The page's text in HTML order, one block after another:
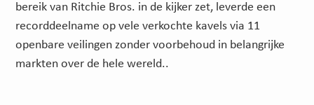
bereik van Ritchie Bros. in de kijker zet, leverde een
recorddeelname op vele verkochte kavels via 11
openbare veilingen zonder voorbehoud in belangrijke
markten over de hele wereld..